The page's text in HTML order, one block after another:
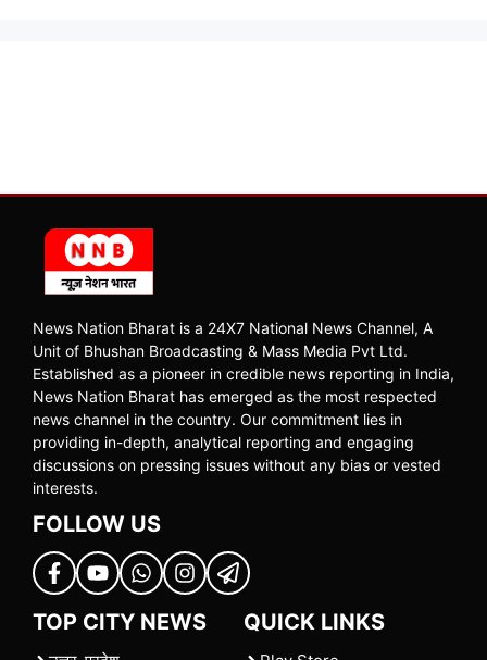
News Nation Bharat is a 24X7 National News Channel, A
Unit of Bhushan Broadcasting & Mass Media Pvt Ltd.
Established as a pioneer in credible news reporting in India,
News Nation Bharat has emerged as the most respected
news channel in the country. Our commitment lies in
providing in-depth, analytical reporting and engaging
discussions on pressing issues without any bias or vested
interests.
FOLLOW US
TOP CITY NEWS QUICK LINKS